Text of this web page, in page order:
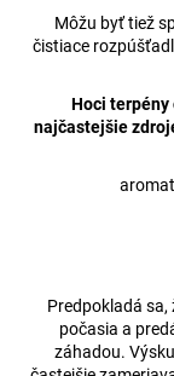
Môžu byť tiež
čistiace
Hoci terpény
najčastejšie
Predpokladá
počasia a
záhadou.